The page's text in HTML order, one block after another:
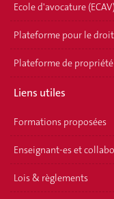
Ecole d'avocature (ECAV)
Plateforme pour le
Plateforme de
Liens utiles
Formations proposées
Enseignant-es et
Lois & règlements